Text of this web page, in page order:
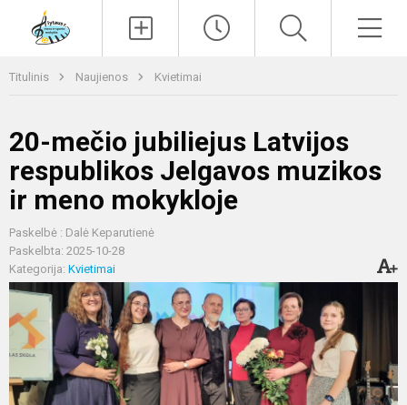
Titulinis Naujienos Kvietimai
20-mečio jubiliejus Latvijos
respublikos Jelgavos muzikos
ir meno mokykloje
Paskelbė : Dalė Keparutienė
Paskelbta: 2025-10-28
Kategorija: Kvietimai